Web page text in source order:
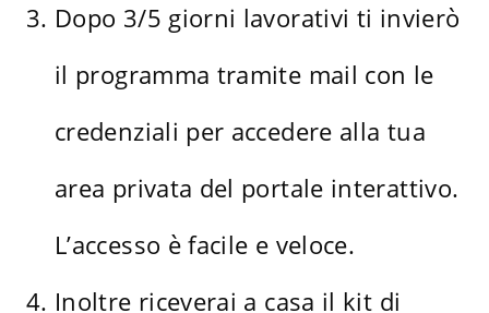
Dopo 3/5 giorni lavorativi ti invierò
il programma tramite mail con le
credenziali per accedere alla tua
area privata del portale interattivo.
L’accesso è facile e veloce.
Inoltre riceverai a casa il kit di